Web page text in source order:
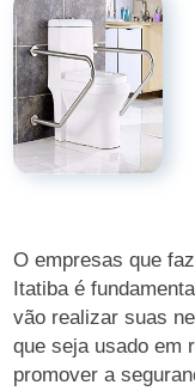
O empresas que
Itatiba é
vão realizar suas
que seja usado em
promover a